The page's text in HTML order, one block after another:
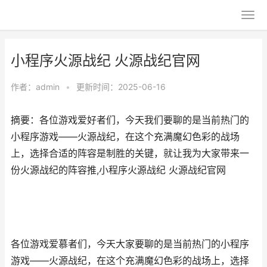
小程序火源战纪 火源战纪官网
作者： admin • 更新时间：2025-06-16
摘要：各位游戏爱好者们，今天我们要聊的是当前热门的
小程序游戏——火源战纪，在这个充满魔幻色彩的战场
上，选择合适的阵容是制胜的关键，就让我为大家带来一
份火源战纪的阵容推,小程序火源战纪 火源战纪官网
各位游戏爱慕者们，今天大家要聊的是当前热门的小程序
游戏——火源战纪，在这个充满魔幻色彩的战场上，选择